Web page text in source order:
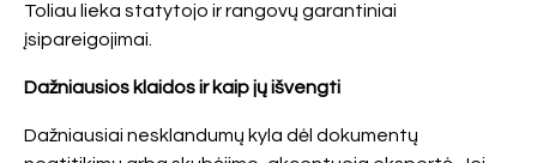
Toliau lieka statytojo ir rangovų garantiniai
įsipareigojimai.
Dažniausios klaidos ir kaip jų išvengti
Dažniausiai nesklandumų kyla dėl dokumentų